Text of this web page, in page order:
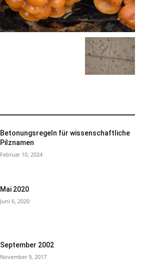
Betonungsregeln für wissenschaftliche
Pilznamen
Februar 10, 2024
Mai 2020
Juni 6, 2020
September 2002
November 9, 2017